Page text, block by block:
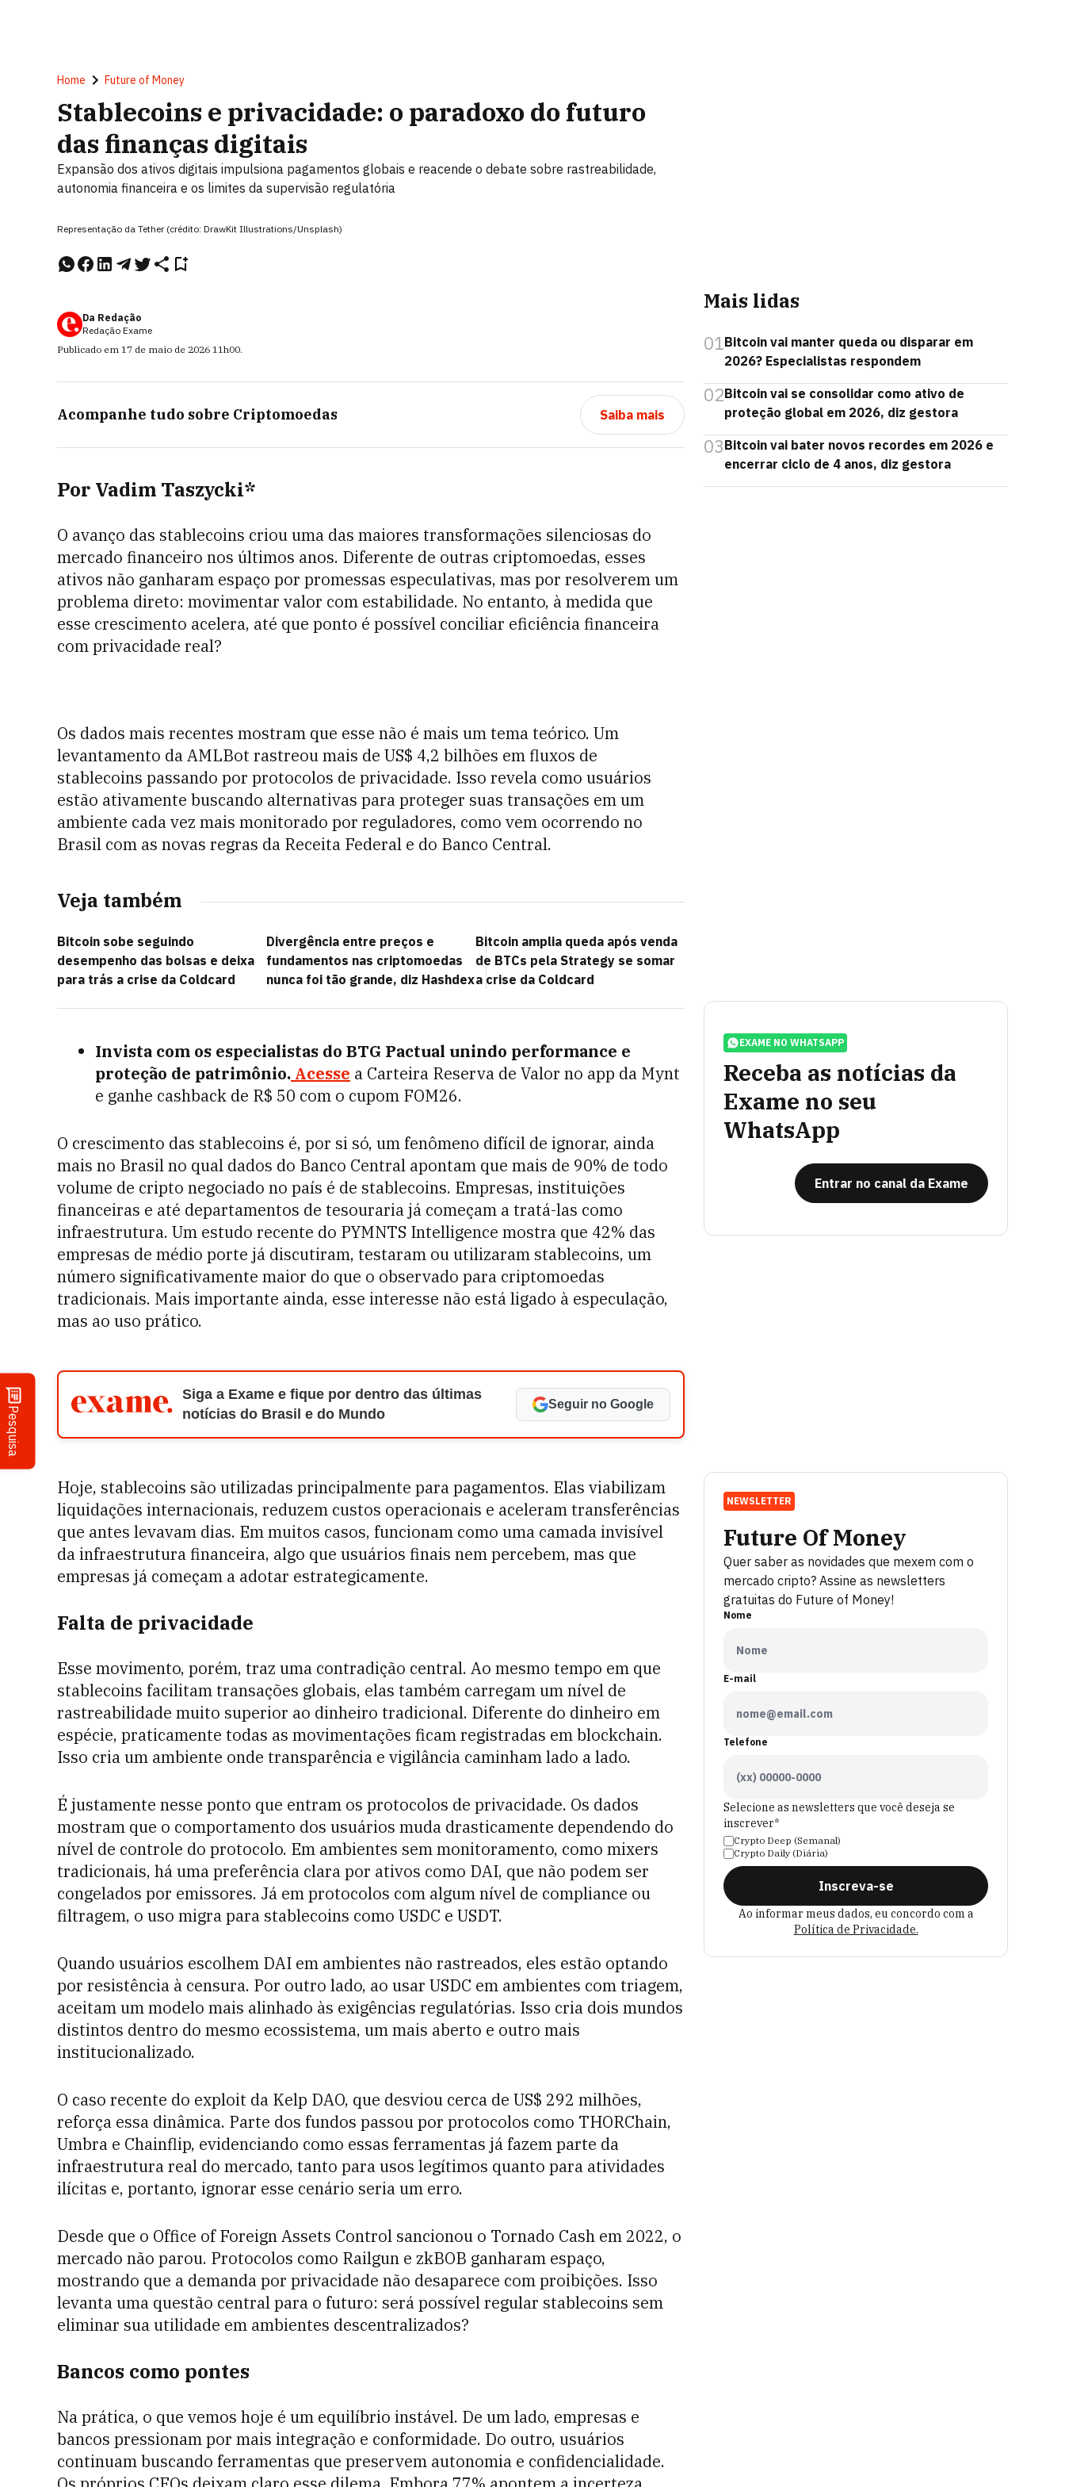
Pesquisa
Home Future of Money
Stablecoins e privacidade: o paradoxo do futuro
das finanças digitais
Expansão dos ativos digitais impulsiona pagamentos globais e reacende o debate sobre rastreabilidade,
autonomia financeira e os limites da supervisão regulatória
Representação da Tether (crédito: DrawKit Illustrations/Unsplash)
Da Redação
Redação Exame
Publicado em 17 de maio de 2026 11h00.
Acompanhe tudo sobre Criptomoedas Saiba mais
Por Vadim Taszycki*
O avanço das stablecoins criou uma das maiores transformações silenciosas do
mercado financeiro nos últimos anos. Diferente de outras criptomoedas, esses
ativos não ganharam espaço por promessas especulativas, mas por resolverem um
problema direto: movimentar valor com estabilidade. No entanto, à medida que
esse crescimento acelera, até que ponto é possível conciliar eficiência financeira
com privacidade real?
Os dados mais recentes mostram que esse não é mais um tema teórico. Um
levantamento da AMLBot rastreou mais de US$ 4,2 bilhões em fluxos de
stablecoins passando por protocolos de privacidade. Isso revela como usuários
estão ativamente buscando alternativas para proteger suas transações em um
ambiente cada vez mais monitorado por reguladores, como vem ocorrendo no
Brasil com as novas regras da Receita Federal e do Banco Central.
Veja também
Bitcoin sobe seguindo
desempenho das bolsas e deixa
para trás a crise da Coldcard
Divergência entre preços e
fundamentos nas criptomoedas
nunca foi tão grande, diz Hashdex
Bitcoin amplia queda após venda
de BTCs pela Strategy se somar
a crise da Coldcard
Invista com os especialistas do BTG Pactual unindo performance e
proteção de patrimônio. Acesse a Carteira Reserva de Valor no app da Mynt
e ganhe cashback de R$ 50 com o cupom FOM26.
O crescimento das stablecoins é, por si só, um fenômeno difícil de ignorar, ainda
mais no Brasil no qual dados do Banco Central apontam que mais de 90% de todo
volume de cripto negociado no país é de stablecoins. Empresas, instituições
financeiras e até departamentos de tesouraria já começam a tratá-las como
infraestrutura. Um estudo recente do PYMNTS Intelligence mostra que 42% das
empresas de médio porte já discutiram, testaram ou utilizaram stablecoins, um
número significativamente maior do que o observado para criptomoedas
tradicionais. Mais importante ainda, esse interesse não está ligado à especulação,
mas ao uso prático.
Siga a Exame e fique por dentro das últimas
notícias do Brasil e do Mundo
Seguir no Google
Hoje, stablecoins são utilizadas principalmente para pagamentos. Elas viabilizam
liquidações internacionais, reduzem custos operacionais e aceleram transferências
que antes levavam dias. Em muitos casos, funcionam como uma camada invisível
da infraestrutura financeira, algo que usuários finais nem percebem, mas que
empresas já começam a adotar estrategicamente.
Falta de privacidade
Esse movimento, porém, traz uma contradição central. Ao mesmo tempo em que
stablecoins facilitam transações globais, elas também carregam um nível de
rastreabilidade muito superior ao dinheiro tradicional. Diferente do dinheiro em
espécie, praticamente todas as movimentações ficam registradas em blockchain.
Isso cria um ambiente onde transparência e vigilância caminham lado a lado.
É justamente nesse ponto que entram os protocolos de privacidade. Os dados
mostram que o comportamento dos usuários muda drasticamente dependendo do
nível de controle do protocolo. Em ambientes sem monitoramento, como mixers
tradicionais, há uma preferência clara por ativos como DAI, que não podem ser
congelados por emissores. Já em protocolos com algum nível de compliance ou
filtragem, o uso migra para stablecoins como USDC e USDT.
Quando usuários escolhem DAI em ambientes não rastreados, eles estão optando
por resistência à censura. Por outro lado, ao usar USDC em ambientes com triagem,
aceitam um modelo mais alinhado às exigências regulatórias. Isso cria dois mundos
distintos dentro do mesmo ecossistema, um mais aberto e outro mais
institucionalizado.
O caso recente do exploit da Kelp DAO, que desviou cerca de US$ 292 milhões,
reforça essa dinâmica. Parte dos fundos passou por protocolos como THORChain,
Umbra e Chainflip, evidenciando como essas ferramentas já fazem parte da
infraestrutura real do mercado, tanto para usos legítimos quanto para atividades
ilícitas e, portanto, ignorar esse cenário seria um erro.
Desde que o Office of Foreign Assets Control sancionou o Tornado Cash em 2022, o
mercado não parou. Protocolos como Railgun e zkBOB ganharam espaço,
mostrando que a demanda por privacidade não desaparece com proibições. Isso
levanta uma questão central para o futuro: será possível regular stablecoins sem
eliminar sua utilidade em ambientes descentralizados?
Bancos como pontes
Na prática, o que vemos hoje é um equilíbrio instável. De um lado, empresas e
bancos pressionam por mais integração e conformidade. Do outro, usuários
continuam buscando ferramentas que preservem autonomia e confidencialidade.
Mais lidas
01Bitcoin vai manter queda ou disparar em
2026? Especialistas respondem
02Bitcoin vai se consolidar como ativo de
proteção global em 2026, diz gestora
03Bitcoin vai bater novos recordes em 2026 e
encerrar ciclo de 4 anos, diz gestora
EXAME NO WHATSAPP
Receba as notícias da
Exame no seu
WhatsApp
Entrar no canal da Exame
NEWSLETTER
Future Of Money
Quer saber as novidades que mexem com o
mercado cripto? Assine as newsletters
gratuitas do Future of Money!
Nome
E-mail
Telefone
Selecione as newsletters que você deseja se
inscrever*
Crypto Deep (Semanal)
Crypto Daily (Diária)
Inscreva-se
Ao informar meus dados, eu concordo com a
Política de Privacidade.